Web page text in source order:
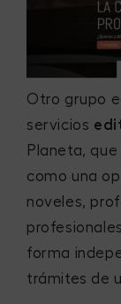
Otro grupo
servicios
Planeta, que
como una
noveles,
forma
trámites de